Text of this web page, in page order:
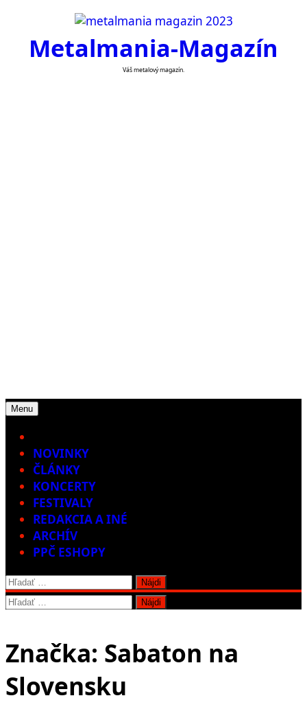
contentMetalmania-Magazín
Váš metalový magazín.
Menu
NOVINKY
ČLÁNKY
KONCERTY
FESTIVALY
REDAKCIA A INÉ
ARCHÍV
PPČ ESHOPY
Hľadať:
Hľadať:
Značka: Sabaton na
Slovensku